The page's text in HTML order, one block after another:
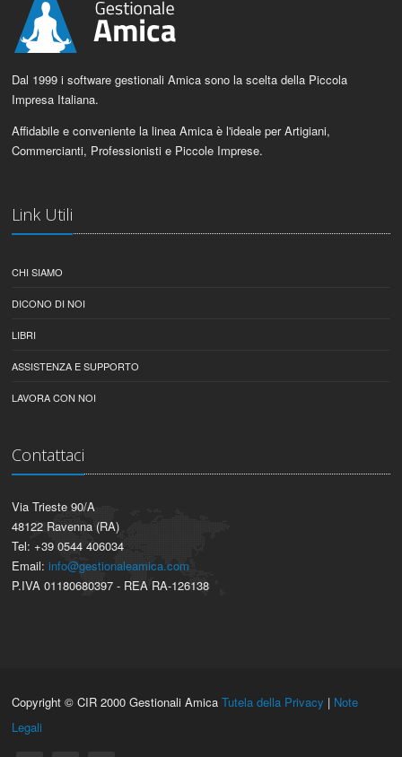
Dal 1999 i software gestionali Amica sono la scelta della Piccola
Impresa Italiana.
Affidabile e conveniente la linea Amica è l'ideale per Artigiani,
Commercianti, Professionisti e Piccole Imprese.
Link Utili
CHI SIAMO
DICONO DI NOI
LIBRI
ASSISTENZA E SUPPORTO
LAVORA CON NOI
Contattaci
Via Trieste 90/A
48122 Ravenna (RA)
Tel: +39 0544 406034
Email:info@gestionaleamica.com
P.IVA 01180680397 - REA RA-126138
Copyright © CIR 2000 Gestionali AmicaTutela della Privacy | Note
Legali